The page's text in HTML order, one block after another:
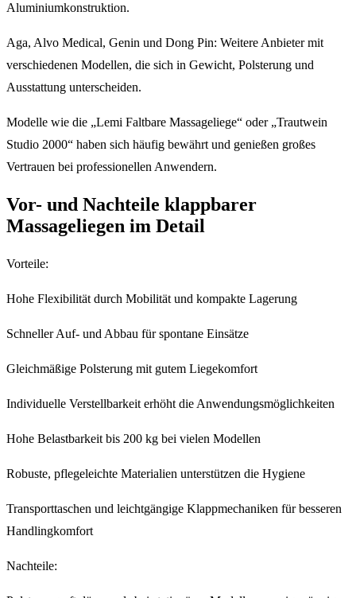
Aluminiumkonstruktion.
Aga, Alvo Medical, Genin und Dong Pin: Weitere Anbieter mit
verschiedenen Modellen, die sich in Gewicht, Polsterung und
Ausstattung unterscheiden.
Modelle wie die „Lemi Faltbare Massageliege“ oder „Trautwein
Studio 2000“ haben sich häufig bewährt und genießen großes
Vertrauen bei professionellen Anwendern.
Vor- und Nachteile klappbarer
Massageliegen im Detail
Vorteile:
Hohe Flexibilität durch Mobilität und kompakte Lagerung
Schneller Auf- und Abbau für spontane Einsätze
Gleichmäßige Polsterung mit gutem Liegekomfort
Individuelle Verstellbarkeit erhöht die Anwendungsmöglichkeiten
Hohe Belastbarkeit bis 200 kg bei vielen Modellen
Robuste, pflegeleichte Materialien unterstützen die Hygiene
Transporttaschen und leichtgängige Klappmechaniken für besseren
Handlingkomfort
Nachteile: